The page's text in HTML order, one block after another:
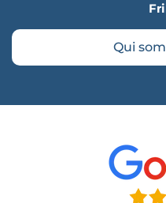
Qui